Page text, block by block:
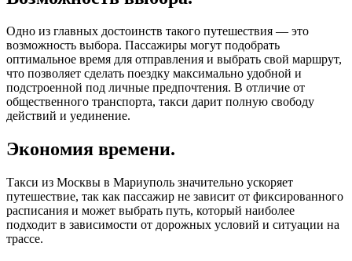
Одно из главных достоинств такого путешествия — это
возможность выбора. Пассажиры могут подобрать
оптимальное время для отправления и выбрать свой маршрут,
что позволяет сделать поездку максимально удобной и
подстроенной под личные предпочтения. В отличие от
общественного транспорта, такси дарит полную свободу
действий и уединение.
Экономия времени.
Такси из Москвы в Мариуполь значительно ускоряет
путешествие, так как пассажир не зависит от фиксированного
расписания и может выбрать путь, который наиболее
подходит в зависимости от дорожных условий и ситуации на
трассе.